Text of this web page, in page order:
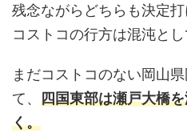
残念ながらどちらも決定
コストコの行方は混沌とし
まだコストコのない岡山
て、 四国東部は瀬戸大橋
く。